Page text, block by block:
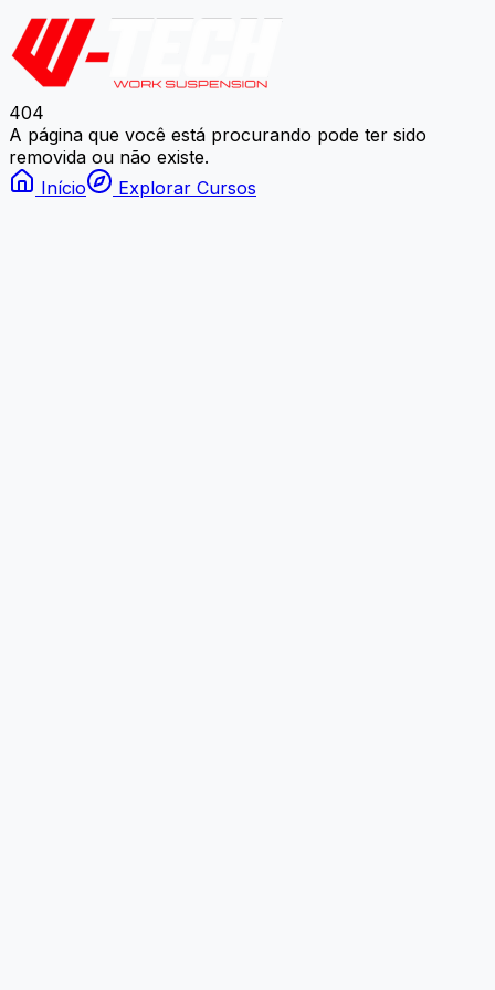
404
A página que você está procurando pode ter sido
removida ou não existe.
Início
Explorar Cursos